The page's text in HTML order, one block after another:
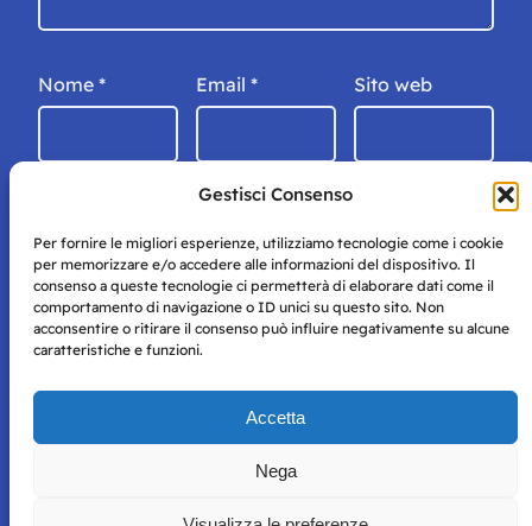
Gestisci Consenso
Per fornire le migliori esperienze, utilizziamo tecnologie come i cookie
per memorizzare e/o accedere alle informazioni del dispositivo. Il
consenso a queste tecnologie ci permetterà di elaborare dati come il
comportamento di navigazione o ID unici su questo sito. Non
acconsentire o ritirare il consenso può influire negativamente su alcune
caratteristiche e funzioni.
Accetta
Nega
Nome * Email * Sito web
Storie di Napoli è una testata registrata presso il tribunale di
per mero scopo didattico e informativo.